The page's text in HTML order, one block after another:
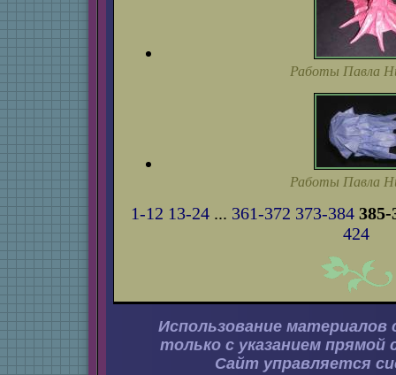
Работы Павла
Работы Павла
1-12 13-24 ... 361-372 373-384 385-
424
Использование материалов
только с указанием прямой
Сайт управляется